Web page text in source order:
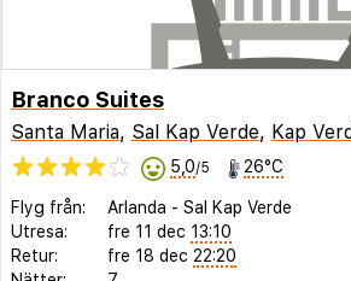
Branco Suites
Santa Maria, Sal Kap Verde, Kap
5,0/5 26°C
Flyg från: Arlanda - Sal Kap Verde
Utresa:
fre 11 dec 13:10
Retur:
fre 18 dec 22:20